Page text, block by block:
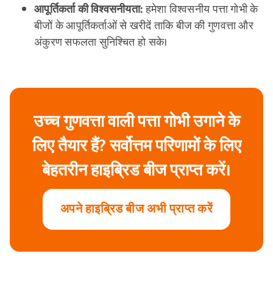
आपूर्तिकर्ता की विश्वसनीयता:हमेशा विश्वसनीय पत्ता गोभी के
बीजों के आपूर्तिकर्ताओं से खरीदें ताकि बीज की गुणवत्ता और
अंकुरण सफलता सुनिश्चित हो सके।
उच्च गुणवत्ता वाली पत्ता गोभी उगाने के
लिए तैयार हैं? सर्वोत्तम परिणामों के लिए
बेहतरीन हाइब्रिड बीज प्राप्त करें।
अपने हाइब्रिड बीज अभी प्राप्त करें